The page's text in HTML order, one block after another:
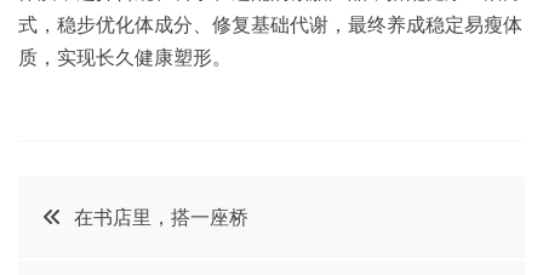
式，稳步优化体成分、修复基础代谢，最终养成稳定易瘦体
质，实现长久健康塑形。
文
在书店里，搭一座桥